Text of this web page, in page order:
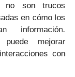
no son trucos
en cómo los
información.
puede mejorar
con